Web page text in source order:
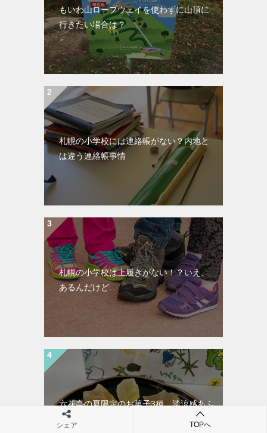
もいわ山ロープウェイを使わずに山頂に
行きたい場合は？
札幌の小学校には連絡帳がない？内地と
は違う連絡帳事情
札幌の小学校は上履きがない！？いえ、
あるんだけど…
六花亭の夏限定のお菓子3種。清涼感あふ
れる味と見目の良さ
シェア TOPへ